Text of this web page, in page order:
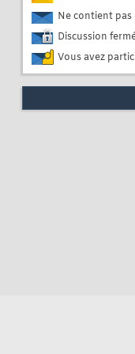
Ne contient pas
Discussion
Vous avez